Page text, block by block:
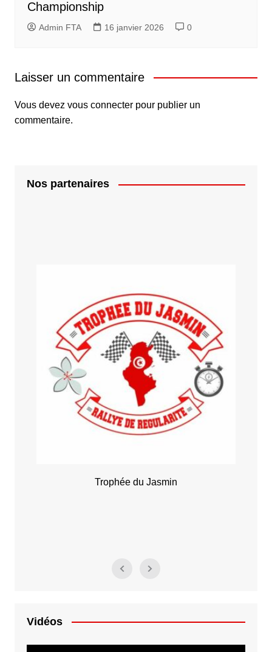
Championship
Admin FTA 16 janvier 2026 0
Laisser un commentaire
Vous devez vous connecterpour publier un
commentaire.
Nos partenaires
Vidéos